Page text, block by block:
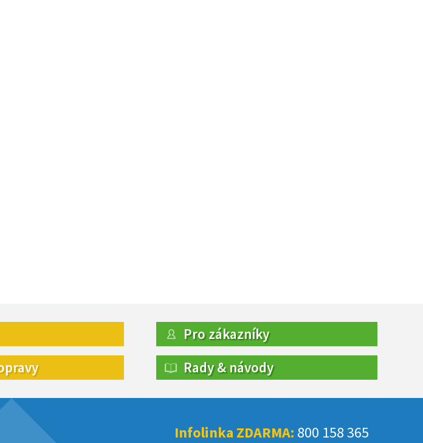
Pro zákazníky
Rady & návody
Infolinka ZDARMA: 800 158 365